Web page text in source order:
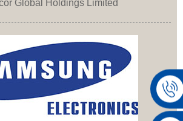
Global Holdings Limited